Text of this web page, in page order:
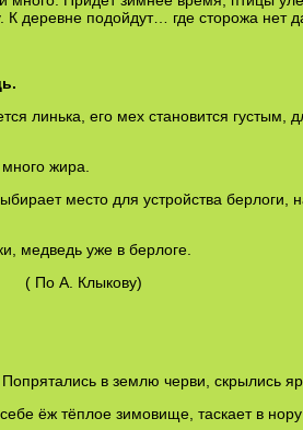
деревне подойдут… где сторожа нет
линька, его мех становится
жира.
место для устройства берлоги,
медведь уже в берлоге.
в землю черви, скрылись
ёж тёплое зимовище, таскает в